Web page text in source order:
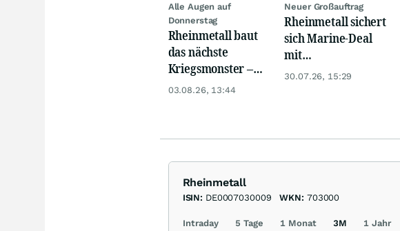
Alle Augen auf
Donnerstag
Rheinmetall baut
das nächste
Kriegsmonster –
Aktie steigt vor
03.08.26, 13:44
Neuer Großauftrag
Rheinmetall sichert
sich Marine-Deal
mit
Milliardenpotenzial
30.07.26, 15:29
Rheinmetall
ISIN: DE0007030009 WKN: 703000
Intraday 5 Tage 1 Monat 3M 1 Jahr